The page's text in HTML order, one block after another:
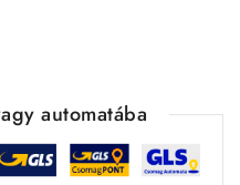
automatába